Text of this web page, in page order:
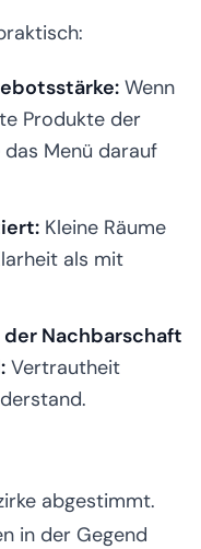
Wenn
Produkte der
das Menü darauf
Kleine Räume
als mit
der Nachbarschaft
Vertrautheit
abgestimmt.
in der Gegend